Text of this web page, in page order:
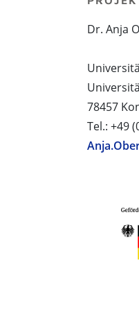
Dr. Anja
78457
Tel.: +49